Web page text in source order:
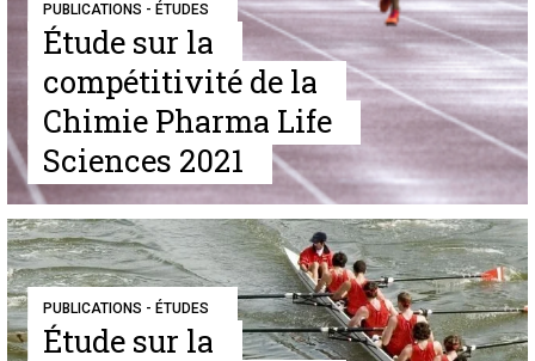
PUBLICATIONS - ÉTUDES
Étude sur la
compétitivité de la
Chimie Pharma Life
Sciences 2021
PUBLICATIONS - ÉTUDES
Étude sur la